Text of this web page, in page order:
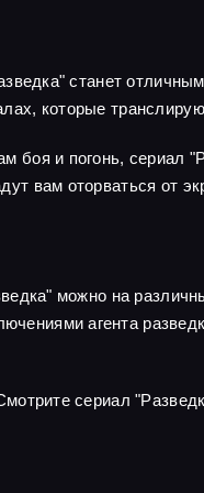
станет
которые
боя и погонь, сериал
вам оторваться от
можно на
агента
сериал